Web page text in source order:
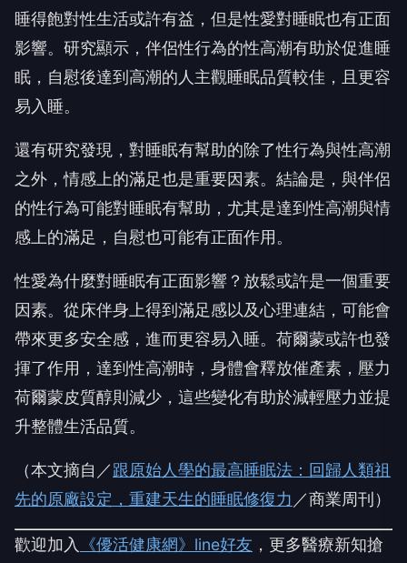
睡得飽對性生活或許有益，但是性愛對睡眠也有正面
影響。研究顯示，伴侶性行為的性高潮有助於促進睡
眠，自慰後達到高潮的人主觀睡眠品質較佳，且更容
易入睡。
還有研究發現，對睡眠有幫助的除了性行為與性高潮
之外，情感上的滿足也是重要因素。結論是，與伴侶
的性行為可能對睡眠有幫助，尤其是達到性高潮與情
感上的滿足，自慰也可能有正面作用。
性愛為什麼對睡眠有正面影響？放鬆或許是一個重要
因素。從床伴身上得到滿足感以及心理連結，可能會
帶來更多安全感，進而更容易入睡。荷爾蒙或許也發
揮了作用，達到性高潮時，身體會釋放催產素，壓力
荷爾蒙皮質醇則減少，這些變化有助於減輕壓力並提
升整體生活品質。
（本文摘自／跟原始人學的最高睡眠法：回歸人類祖
先的原廠設定，重建天生的睡眠修復力 ／商業周刊）
歡迎加入 《優活健康網》line好友 ，更多醫療新知搶